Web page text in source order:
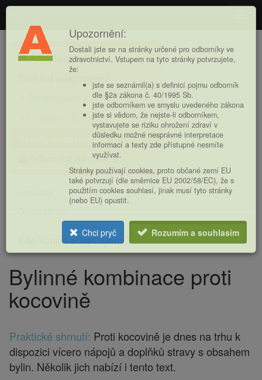
Adaptogeny
Hlavní
nabídkaAdaptogeny
Lesklokorka lesklá
Účinky adaptogenů
Odpovědi na dotazy
Online zdroje
Kde koupit adaptogeny?
Drobečková
navigace
Bylinné kombinace proti
kocovině
Praktické shrnutí: Proti kocovině je dnes na trhu k
dispozici vícero nápojů a doplňků stravy s obsahem
bylin. Několik jich nabízí i tento text.
Upozornění:
Dostali jste se na stránky určené pro odborníky ve
zdravotnictví. Vstupem na tyto stránky potvrzujete,
že:
jste se seznámil(a) s definicí pojmu odborník
dle §2a zákona č. 40/1995 Sb.
jste odborníkem ve smyslu uvedeného zákona
jste si vědom, že nejste-li odborníkem,
vystavujete se riziku ohrožení zdraví v
důsledku možné nesprávné interpretace
informací a texty zde přístupné nesmíte
využívat.
Stránky používají cookies, proto občané zemí EU
také potvrzují (dle směrnice EU 2002/58/EC), že s
použitím cookies souhlasí, jinak musí tyto stránky
(nebo EU) opustit.
Chci pryč Rozumím a souhlasím